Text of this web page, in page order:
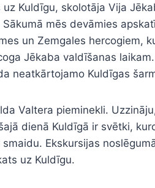
uz Kuldīgu, skolotāja Vija
mēs devāmies
un Zemgales hercogiem,
Jēkaba valdīšanas
neatkārtojamo Kuldīgas
Valtera pieminekli.
dienā Kuldīgā ir svētki,
Ekskursijas
uz Kuldīgu.